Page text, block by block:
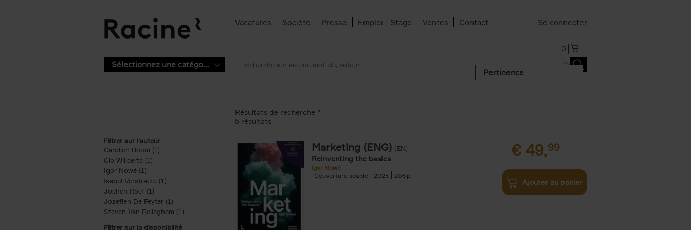
Vacatures Société Presse Emploi - Stage Ventes Contact Se connecter
0
Sélectionnez une catégorie
Pertinence
Filtrer sur l'auteur
Carolien Boom (1)
Clo Willaerts (1)
Igor Nowé (1)
Isabel Verstraete (1) Apply Isabel Verstraete filter
Jochen Roef (1)
Jozefien De Feyter (1) Apply Jozefien De Feyter filter
Steven Van Belleghem (1) Apply Steven Van Belleghem filter
Filtrer sur la disponibilité
Résultats de recherche ''
5 résultats
Marketing (ENG) (EN)
Reinventing the basics
Igor Nowé
Couverture souple
2025 208
€ 49,99
Ajouter au panier